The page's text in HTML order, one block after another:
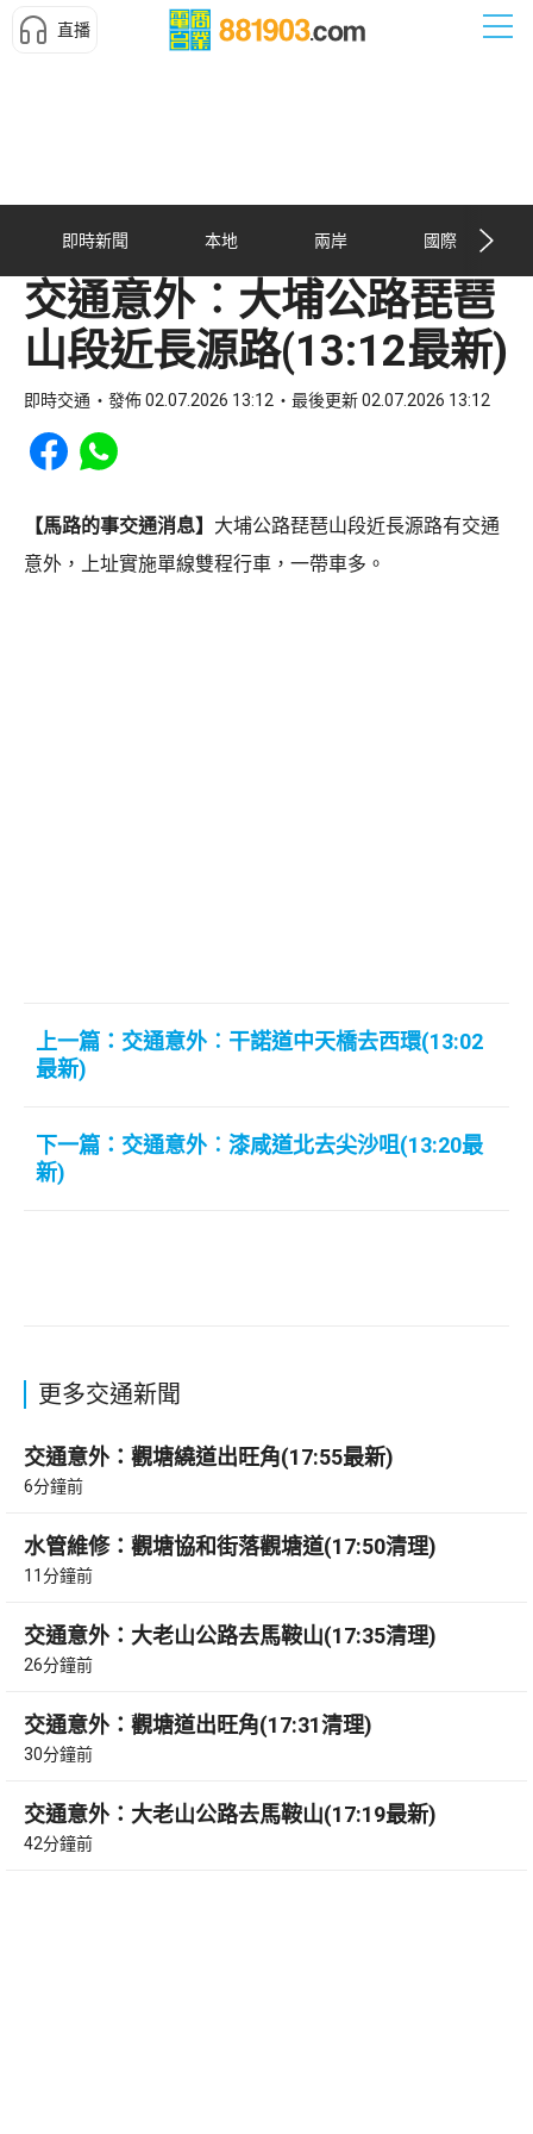
直播
即時新聞 本地 兩岸 國際
交通意外︰大埔公路琵琶
山段近長源路(13:12最新)
即時交通 發佈 02.07.2026 13:12 最後更新 02.07.2026 13:12
Share to Facebook
Share to WhatsApp
【馬路的事交通消息】 大埔公路琵琶山段近長源路有交通
意外，上址實施單線雙程行車，一帶車多。
上一篇：交通意外︰干諾道中天橋去西環(13:02
最新)
下一篇：交通意外︰漆咸道北去尖沙咀(13:20最
新)
更多交通新聞
交通意外：觀塘繞道出旺角(17:55最新)
6分鐘前
水管維修：觀塘協和街落觀塘道(17:50清理)
11分鐘前
交通意外：大老山公路去馬鞍山(17:35清理)
26分鐘前
交通意外：觀塘道出旺角(17:31清理)
30分鐘前
交通意外：大老山公路去馬鞍山(17:19最新)
42分鐘前